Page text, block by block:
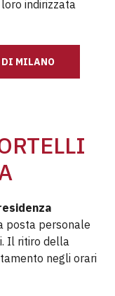
indirizzata
DI MILANO
posta personale
Il ritiro della
negli orari